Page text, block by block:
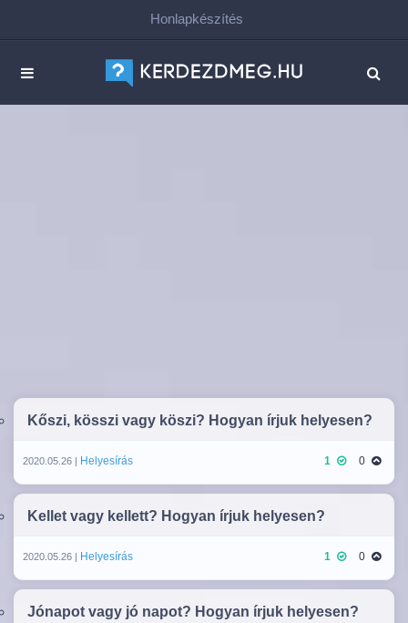
Honlapkészítés
Kőszi, kösszi vagy köszi? Hogyan írjuk helyesen?
2020.05.26 | Helyesírás 1 0
Kellet vagy kellett? Hogyan írjuk helyesen?
2020.05.26 | Helyesírás 1 0
Jónapot vagy jó napot? Hogyan írjuk helyesen?